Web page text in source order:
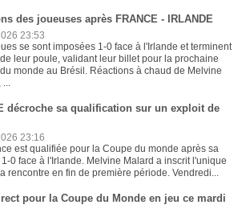
des joueuses après FRANCE - IRLANDE
23:53
se sont imposées 1-0 face à l'Irlande et terminent
leur poule, validant leur billet pour la prochaine
monde au Brésil. Réactions à chaud de Melvine
...
décroche sa qualification sur un exploit de
23:16
est qualifiée pour la Coupe du monde après sa
0 face à l'Irlande. Melvine Malard a inscrit l'unique
rencontre en fin de première période. Vendredi...
pour la Coupe du Monde en jeu ce mardi